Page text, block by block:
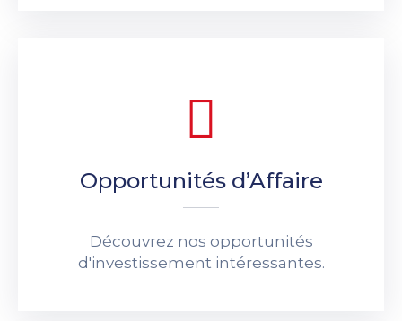
Opportunités d’Affaire
Découvrez nos opportunités
d'investissement intéressantes.